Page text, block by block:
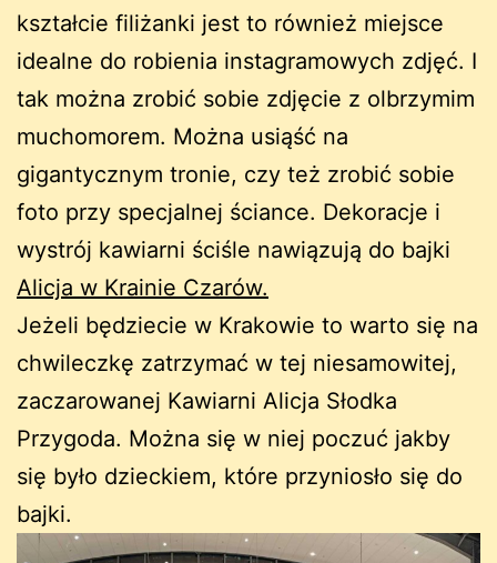
kształcie filiżanki jest to również miejsce
idealne do robienia instagramowych zdjęć. I
tak można zrobić sobie zdjęcie z olbrzymim
muchomorem. Można usiąść na
gigantycznym tronie, czy też zrobić sobie
foto przy specjalnej ściance. Dekoracje i
wystrój kawiarni ściśle nawiązują do bajki
Alicja w Krainie Czarów.
Jeżeli będziecie w Krakowie to warto się na
chwileczkę zatrzymać w tej niesamowitej,
zaczarowanej Kawiarni Alicja Słodka
Przygoda. Można się w niej poczuć jakby
się było dzieckiem, które przyniosło się do
bajki.